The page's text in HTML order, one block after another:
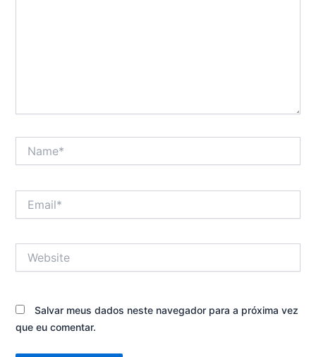
Salvar meus dados neste navegador para a próxima vez
que eu comentar.